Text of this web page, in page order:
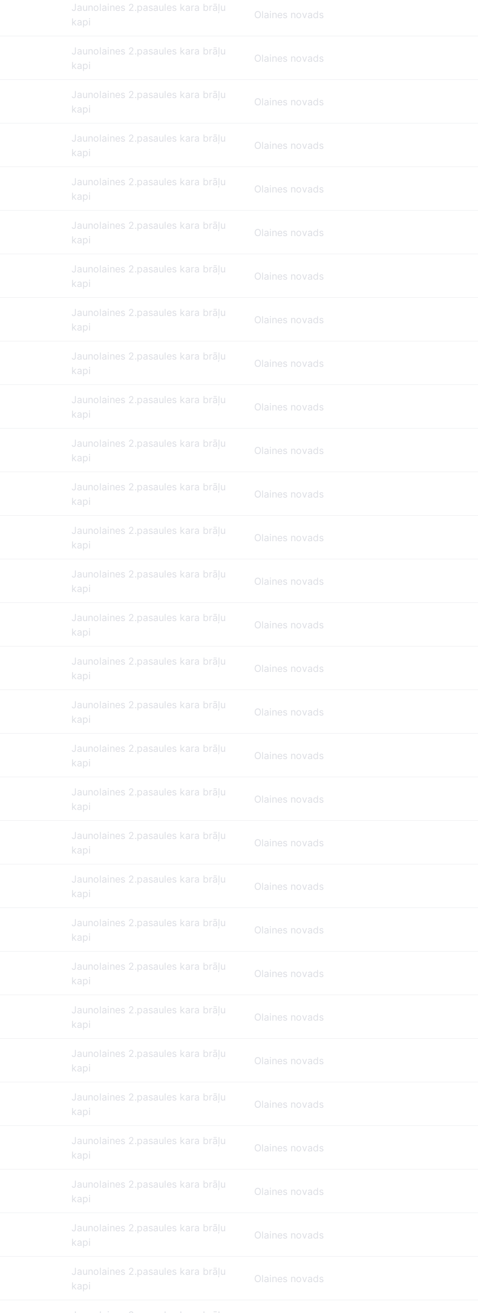
Jaunolaines 2.pasaules kara brāļu
kapi
Olaines novads
Jaunolaines 2.pasaules kara brāļu
kapi
Olaines novads
Jaunolaines 2.pasaules kara brāļu
kapi
Olaines novads
Jaunolaines 2.pasaules kara brāļu
kapi
Olaines novads
Jaunolaines 2.pasaules kara brāļu
kapi
Olaines novads
Jaunolaines 2.pasaules kara brāļu
kapi
Olaines novads
Jaunolaines 2.pasaules kara brāļu
kapi
Olaines novads
Jaunolaines 2.pasaules kara brāļu
kapi
Olaines novads
Jaunolaines 2.pasaules kara brāļu
kapi
Olaines novads
Jaunolaines 2.pasaules kara brāļu
kapi
Olaines novads
Jaunolaines 2.pasaules kara brāļu
kapi
Olaines novads
Jaunolaines 2.pasaules kara brāļu
kapi
Olaines novads
Jaunolaines 2.pasaules kara brāļu
kapi
Olaines novads
Jaunolaines 2.pasaules kara brāļu
kapi
Olaines novads
Jaunolaines 2.pasaules kara brāļu
kapi
Olaines novads
Jaunolaines 2.pasaules kara brāļu
kapi
Olaines novads
Jaunolaines 2.pasaules kara brāļu
kapi
Olaines novads
Jaunolaines 2.pasaules kara brāļu
kapi
Olaines novads
Jaunolaines 2.pasaules kara brāļu
kapi
Olaines novads
Jaunolaines 2.pasaules kara brāļu
kapi
Olaines novads
Jaunolaines 2.pasaules kara brāļu
kapi
Olaines novads
Jaunolaines 2.pasaules kara brāļu
kapi
Olaines novads
Jaunolaines 2.pasaules kara brāļu
kapi
Olaines novads
Jaunolaines 2.pasaules kara brāļu
kapi
Olaines novads
Jaunolaines 2.pasaules kara brāļu
kapi
Olaines novads
Jaunolaines 2.pasaules kara brāļu
kapi
Olaines novads
Jaunolaines 2.pasaules kara brāļu
kapi
Olaines novads
Jaunolaines 2.pasaules kara brāļu
kapi
Olaines novads
Jaunolaines 2.pasaules kara brāļu
kapi
Olaines novads
Jaunolaines 2.pasaules kara brāļu
kapi
Olaines novads